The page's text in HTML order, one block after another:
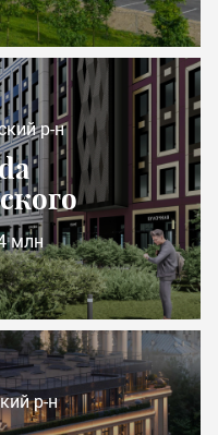
р-н
млн
р-н